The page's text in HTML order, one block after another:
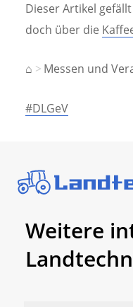
Dieser Artikel
doch über die
⌂ Messen und
#DLGeV
Weitere